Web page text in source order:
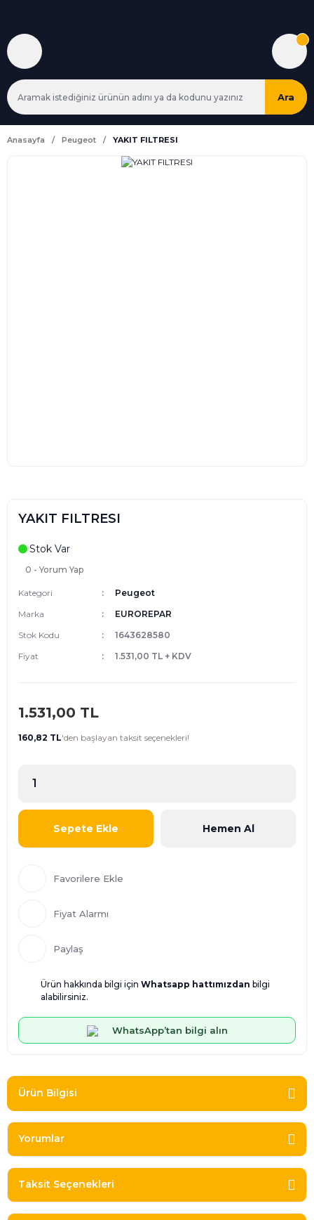
Ara
Anasayfa Peugeot YAKIT FILTRESI
YAKIT FILTRESI
Stok Var
0 - Yorum Yap
Kategori
Peugeot
Marka
EUROREPAR
Stok Kodu
1643628580
Fiyat
1.531,00 TL + KDV
1.531,00 TL
160,82 TL'den başlayan taksit seçenekleri!
Sepete Ekle Hemen Al
Fiyat Alarmı
Paylaş
Ürün hakkında bilgi için Whatsapp hattımızdan bilgi
alabilirsiniz.
WhatsApp’tan bilgi alın
Ürün Bilgisi
Yorumlar
Taksit Seçenekleri